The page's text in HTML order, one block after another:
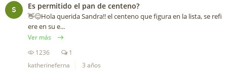
S Es permitido el pan de centeno?
👋😊Hola querida Sandra!! el centeno que figura en la lista, se refi
ere en su e...
Ver más
1236
1
katherineferna
3 años